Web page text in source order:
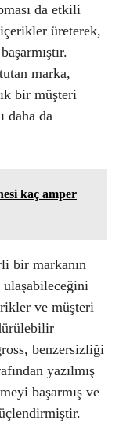
da etkili
üreterek,
marka,
bir müşteri
daha da
kaç amper
bir markanın
ve müşteri
benzersizliği
yazılmış
başarmış ve